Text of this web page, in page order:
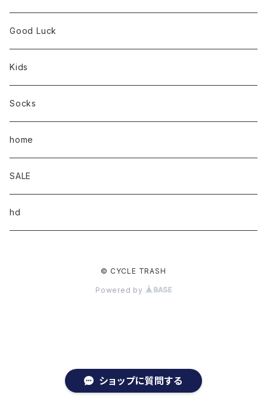
ショップに質問する
Good Luck
Kids
Socks
home
SALE
hd
© CYCLE TRASH
Powered by